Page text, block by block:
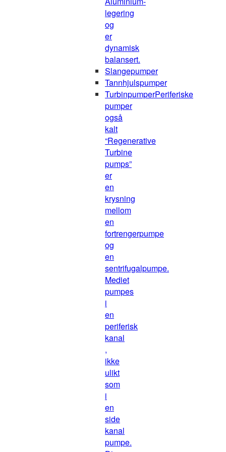
legering
og
er
dynamisk
balansert.
Slangepumper
Tannhjulspumper
TurbinpumperPeriferiske
pumper
også
kalt
“Regenerative
Turbine
pumps”
er
en
krysning
mellom
en
fortrengerpumpe
og
en
sentrifugalpumpe.
Mediet
pumpes
i
en
periferisk
kanal
,
ikke
ulikt
som
i
en
side
kanal
pumpe.